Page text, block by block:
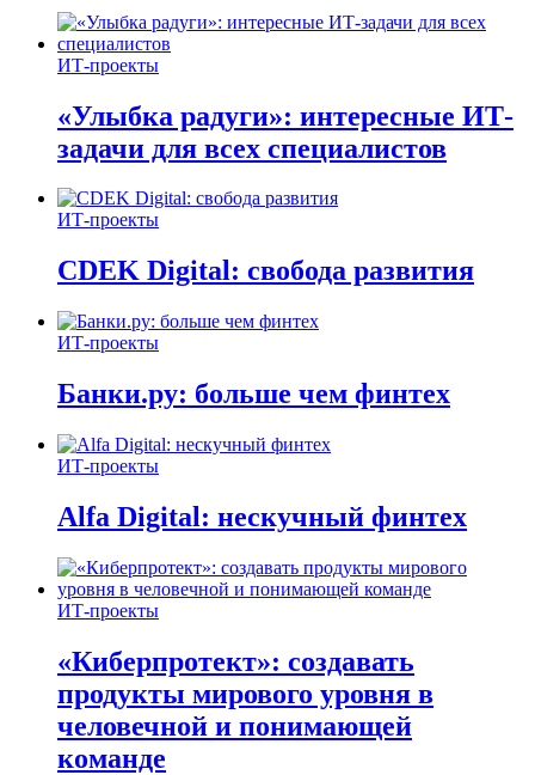
ИТ-проекты
«Улыбка радуги»: интересные ИТ-
задачи для всех специалистов
ИТ-проекты
CDEK Digital: свобода развития
ИТ-проекты
Банки.ру: больше чем финтех
ИТ-проекты
Alfa Digital: нескучный финтех
ИТ-проекты
«Киберпротект»: создавать
продукты мирового уровня в
человечной и понимающей
команде